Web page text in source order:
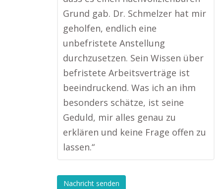
Grund gab. Dr. Schmelzer hat mir
geholfen, endlich eine
unbefristete Anstellung
durchzusetzen. Sein Wissen über
befristete Arbeitsverträge ist
beeindruckend. Was ich an ihm
besonders schätze, ist seine
Geduld, mir alles genau zu
erklären und keine Frage offen zu
lassen.“
Nachricht senden